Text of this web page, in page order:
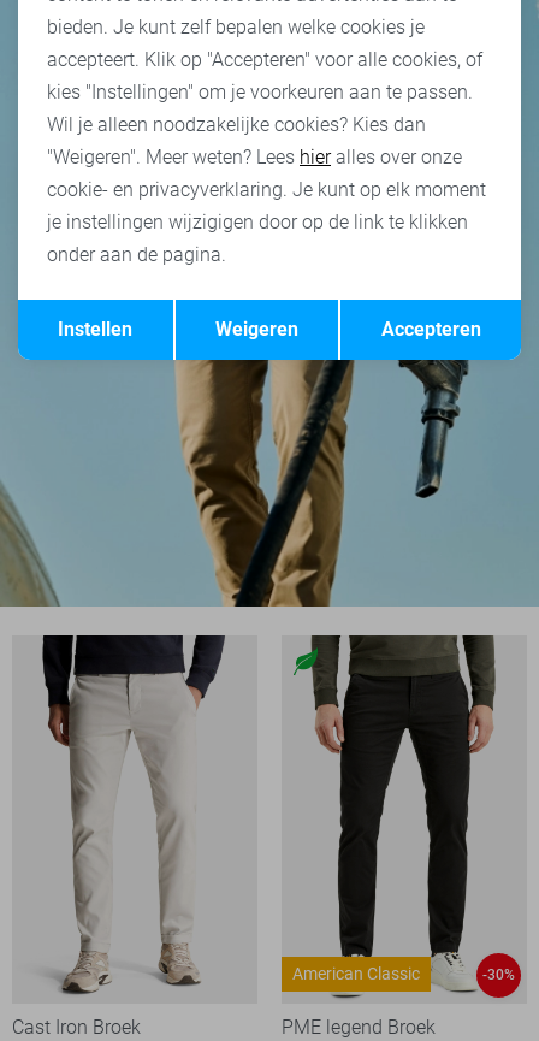
Cast Iron Broek
American Classic -30%
PME legend Broek
Terug Opslaan
bieden. Je kunt zelf bepalen welke cookies je
accepteert. Klik op "Accepteren" voor alle cookies, of
kies "Instellingen" om je voorkeuren aan te passen.
Wil je alleen noodzakelijke cookies? Kies dan
"Weigeren". Meer weten? Lees hieralles over onze
cookie- en privacyverklaring. Je kunt op elk moment
je instellingen wijzigigen door op de link te klikken
onder aan de pagina.
Accepteren
Weigeren
Instellen